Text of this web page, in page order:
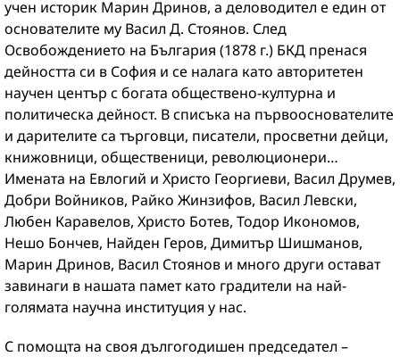
учен историк Марин Дринов, а деловодител е един от
основателите му Васил Д. Стоянов. След
Освобождението на България (1878 г.) БКД пренася
дейността си в София и се налага като авторитетен
научен център с богата обществено-културна и
политическа дейност. В списъка на първооснователите
и дарителите са търговци, писатели, просветни дейци,
книжовници, общественици, революционери…
Имената на Евлогий и Христо Георгиеви, Васил Друмев,
Добри Войников, Райко Жинзифов, Васил Левски,
Любен Каравелов, Христо Ботев, Тодор Икономов,
Нешо Бончев, Найден Геров, Димитър Шишманов,
Марин Дринов, Васил Стоянов и много други остават
завинаги в нашата памет като градители на най-
голямата научна институция у нас.
С помощта на своя дългогодишен председател –